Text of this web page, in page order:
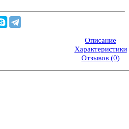
Описание
Характеристики
Отзывов (0)